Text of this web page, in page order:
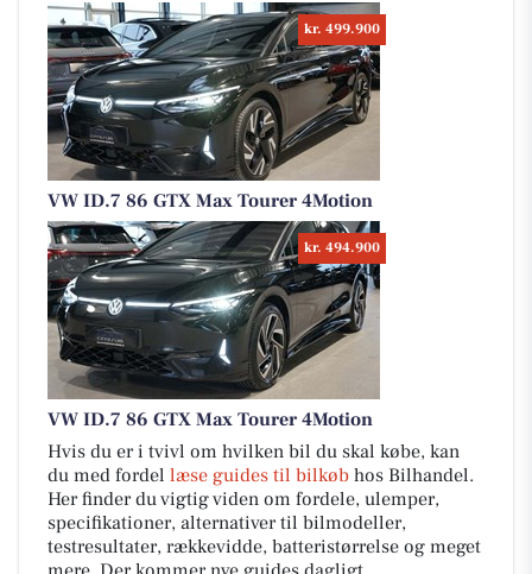
kr. 499.900
VW ID.7 86 GTX Max Tourer 4Motion
kr. 494.900
VW ID.7 86 GTX Max Tourer 4Motion
Hvis du er i tvivl om hvilken bil du skal købe, kan
du med fordel læse guides til bilkøb hos Bilhandel.
Her finder du vigtig viden om fordele, ulemper,
specifikationer, alternativer til bilmodeller,
testresultater, rækkevidde, batteristørrelse og meget